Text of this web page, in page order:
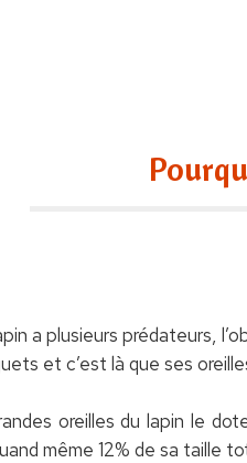
a plusieurs prédateurs,
et c’est là que ses
oreilles du lapin le
même 12% de sa taille